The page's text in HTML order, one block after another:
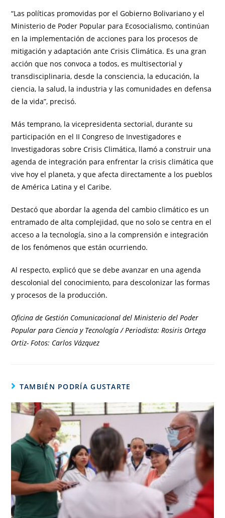
“Las políticas promovidas por el Gobierno Bolivariano y el
Ministerio de Poder Popular para Ecosocialismo, continúan
en la implementación de acciones para los procesos de
mitigación y adaptación ante Crisis Climática. Es una gran
acción que nos convoca a todos, es multisectorial y
transdisciplinaria, desde la consciencia, la educación, la
ciencia, la salud, la industria y las comunidades en defensa
de la vida”, precisó.
Más temprano, la vicepresidenta sectorial, durante su
participación en el II Congreso de Investigadores e
Investigadoras sobre Crisis Climática, llamó a construir una
agenda de integración para enfrentar la crisis climática que
vive hoy el planeta, y que afecta directamente a los pueblos
de América Latina y el Caribe.
Destacó que abordar la agenda del cambio climático es un
entramado de alta complejidad, que no solo se centra en el
acceso a la tecnología, sino a la comprensión e integración
de los fenómenos que están ocurriendo.
Al respecto, explicó que se debe avanzar en una agenda
descolonial del conocimiento, para descolonizar las formas
y procesos de la producción.
Oficina de Gestión Comunicacional del Ministerio del Poder
Popular para Ciencia y Tecnología / Periodista: Rosiris Ortega
Ortiz- Fotos: Carlos Vázquez
TAMBIÉN PODRÍA GUSTARTE